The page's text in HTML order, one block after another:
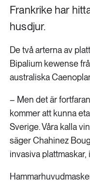
Frankrike har
husdjur.
De två arterna av
Bipalium kewense
australiska
– Men det är
kommer att kunna
Sverige. Våra kalla
säger Chahinez
invasiva plattmaskar,